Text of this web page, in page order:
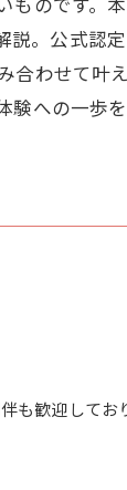
説。公式認
合わせて叶
験への一歩
も歓迎してお